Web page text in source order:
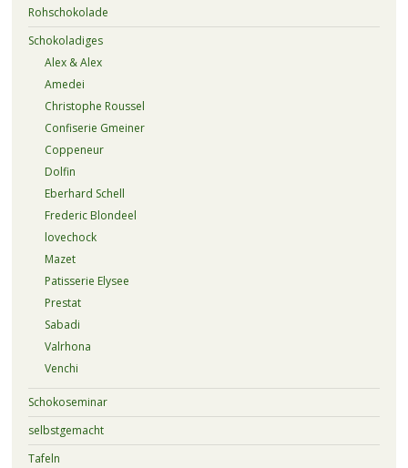
Rohschokolade
Schokoladiges
Alex & Alex
Amedei
Christophe Roussel
Confiserie Gmeiner
Coppeneur
Dolfin
Eberhard Schell
Frederic Blondeel
lovechock
Mazet
Patisserie Elysee
Prestat
Sabadi
Valrhona
Venchi
Schokoseminar
selbstgemacht
Tafeln